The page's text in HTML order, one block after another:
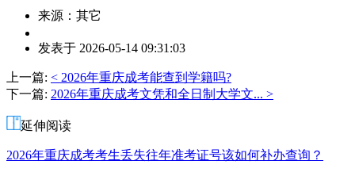
来源：其它
者：
老
师
发表于 2026-05-14 09:31:03
上一篇: < 2026年重庆成考能查到学籍吗?
下一篇: 2026年重庆成考文凭和全日制大学文... >
延伸阅读
2026年重庆成考考生丢失往年准考证号该如何补办查询？